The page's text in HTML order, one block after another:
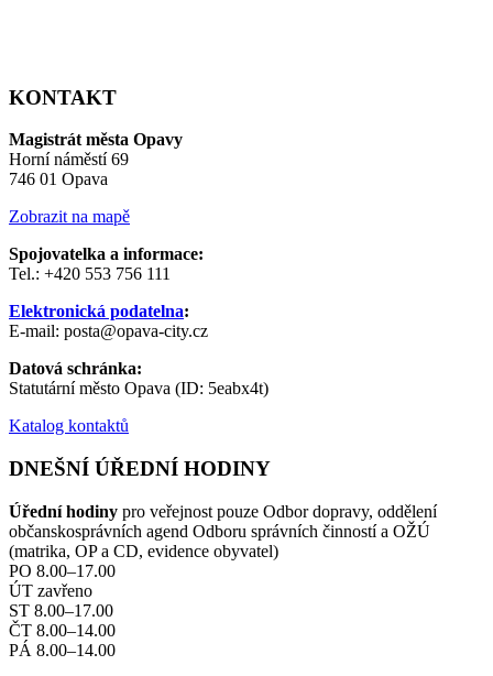
KONTAKT
Magistrát města Opavy
Horní náměstí 69
746 01 Opava
Zobrazit na mapě
Spojovatelka a informace:
Tel.: +420 553 756 111
Elektronická podatelna:
E-mail: posta@opava-city.cz
Datová schránka:
Statutární město Opava (ID: 5eabx4t)
Katalog kontaktů
DNEŠNÍ ÚŘEDNÍ HODINY
Úřední hodiny pro veřejnost pouze Odbor dopravy, oddělení
občanskosprávních agend Odboru správních činností a OŽÚ
(matrika, OP a CD, evidence obyvatel)
PO 8.00–17.00
ÚT zavřeno
ST 8.00–17.00
ČT 8.00–14.00
PÁ 8.00–14.00